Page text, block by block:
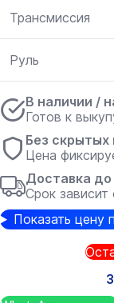
Трансмиссия
Руль
В наличии /
Готов к
Без
Цена
Доставка
Срок зависит
Показать